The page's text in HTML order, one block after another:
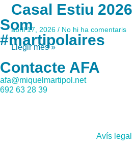
Casal Estiu
abril 17, 2026 No hi ha comentaris
Llegir més »
Som
#martipolaires
Contacte AFA
afa@miquelmartipol.net
692 63 28 39
Avís legal